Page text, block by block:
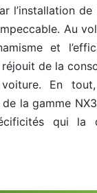
l’installation de
Au
et
de la
En tout,
la gamme
qui la